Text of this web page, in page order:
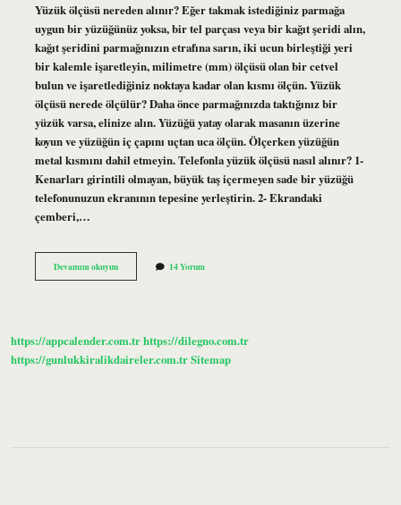
Yüzük ölçüsü nereden alınır? Eğer takmak istediğiniz parmağa
uygun bir yüzüğünüz yoksa, bir tel parçası veya bir kağıt şeridi alın,
kağıt şeridini parmağınızın etrafına sarın, iki ucun birleştiği yeri
bir kalemle işaretleyin, milimetre (mm) ölçüsü olan bir cetvel
bulun ve işaretlediğiniz noktaya kadar olan kısmı ölçün. Yüzük
ölçüsü nerede ölçülür? Daha önce parmağınızda taktığınız bir
yüzük varsa, elinize alın. Yüzüğü yatay olarak masanın üzerine
koyun ve yüzüğün iç çapını uçtan uca ölçün. Ölçerken yüzüğün
metal kısmını dahil etmeyin. Telefonla yüzük ölçüsü nasıl alınır? 1-
Kenarları girintili olmayan, büyük taş içermeyen sade bir yüzüğü
telefonunuzun ekranının tepesine yerleştirin. 2- Ekrandaki
çemberi,…
Devamını okuyunKuyumcu
Yüzük
14 Yorum
https://appcalender.com.trhttps://dilegno.com.tr
https://gunlukkiralikdaireler.com.trSitemap